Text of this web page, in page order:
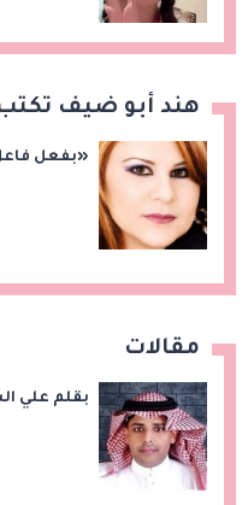
هند أبو ضيف
«بفعل
مقالات
بقلم علي